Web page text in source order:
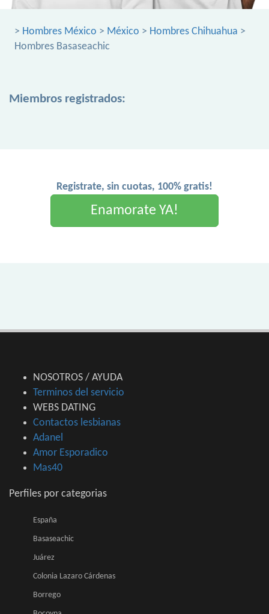
> Hombres México > México > Hombres Chihuahua >
Hombres Basaseachic
Miembros registrados:
Registrate, sin cuotas, 100% gratis!
Enamorate YA!
NOSOTROS / AYUDA
Terminos del servicio
WEBS DATING
Contactos lesbianas
Adanel
Amor Esporadico
Mas40
Perfiles por categorias
España
Basaseachic
Juárez
Colonia Lazaro Cárdenas
Borrego